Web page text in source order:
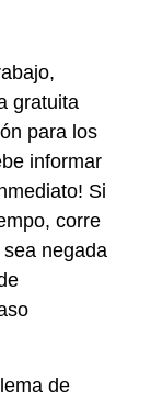
gratuita
para los
informar
Si
corre
negada
de